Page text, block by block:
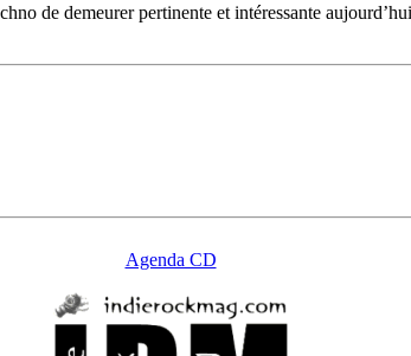
de demeurer pertinente et intéressante
Agenda CD